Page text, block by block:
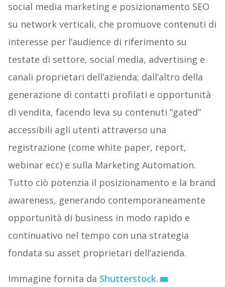
social media marketing e posizionamento SEO
su network verticali, che promuove contenuti di
interesse per l’audience di riferimento su
testate di settore, social media, advertising e
canali proprietari dell’azienda; dall’altro della
generazione di contatti profilati e opportunità
di vendita, facendo leva su contenuti “gated”
accessibili agli utenti attraverso una
registrazione (come white paper, report,
webinar ecc) e sulla Marketing Automation.
Tutto ciò potenzia il posizionamento e la brand
awareness, generando contemporaneamente
opportunità di business in modo rapido e
continuativo nel tempo con una strategia
fondata su asset proprietari dell’azienda.
Immagine fornita da Shutterstock.